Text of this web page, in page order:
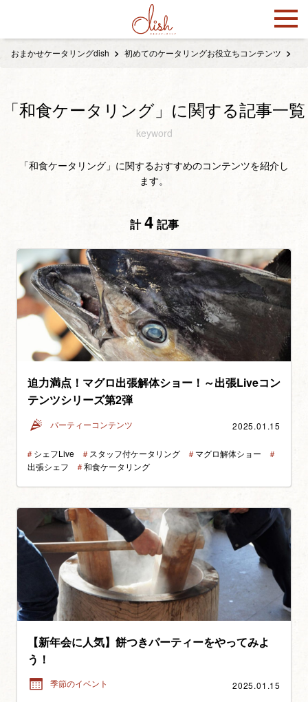
おまかせケータリングdish 初めてのケータリングお役立ちコンテンツ
「和食ケータリング」に関する記事一覧
keyword
「和食ケータリング」に関するおすすめのコンテンツを紹介し
ます。
計 4 記事
迫力満点！マグロ出張解体ショー！～出張Liveコン
テンツシリーズ第2弾
パーティーコンテンツ 2025.01.15
＃シェフLive ＃ スタッフ付ケータリング ＃マグロ解体ショー
＃
出張シェフ
＃和食ケータリング
【新年会に人気】餅つきパーティーをやってみよ
う！
季節のイベント 2025.01.15